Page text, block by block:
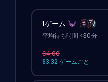
1ゲーム
平均待ち時間 <30分
$4.00
$3.32 ゲームごと